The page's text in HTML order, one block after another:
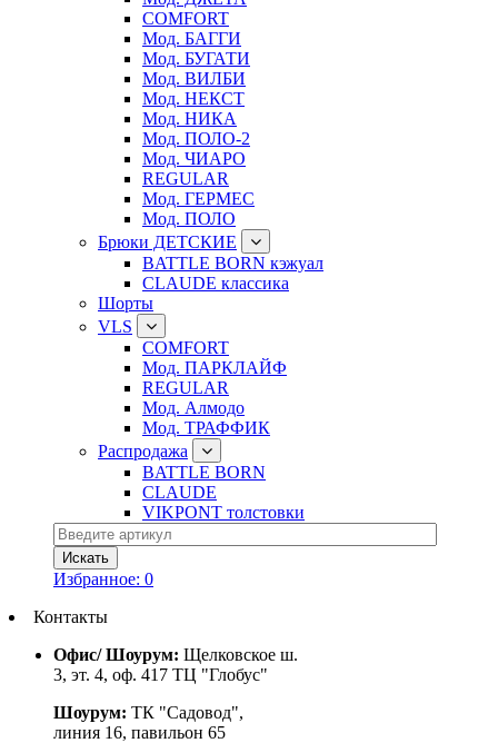
COMFORT
Мод. БАГГИ
Мод. БУГАТИ
Мод. ВИЛБИ
Мод. НЕКСТ
Мод. НИКА
Мод. ПОЛО-2
Мод. ЧИАРО
REGULAR
Мод. ГЕРМЕС
Мод. ПОЛО
Брюки ДЕТСКИЕ
BATTLE BORN кэжуал
CLAUDE классика
Шорты
VLS
COMFORT
Мод. ПАРКЛАЙФ
REGULAR
Мод. Алмодо
Мод. ТРАФФИК
Распродажа
BATTLE BORN
CLAUDE
VIKPONT толстовки
Избранное: 0
Контакты
Офис/ Шоурум: Щелковское ш.
3, эт. 4, оф. 417 ТЦ "Глобус"
Шоурум: ТК "Садовод",
линия 16, павильон 65